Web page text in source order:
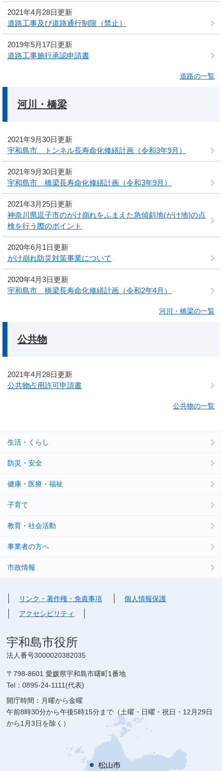
2021年4月28日更新
道路工事及び道路通行制限（禁止）
2019年5月17日更新
道路工事施行承認申請書
道路の一覧
河川・橋梁
2021年9月30日更新
宇和島市 トンネル長寿命化修繕計画（令和3年9月）
2021年9月30日更新
宇和島市 橋梁長寿命化修繕計画（令和3年9月）
2021年3月25日更新
神奈川県逗子市のがけ崩れをふまえた急傾斜地(がけ地)の点
検を行う際のポイント
2020年6月1日更新
がけ崩れ防災対策事業について
2020年4月3日更新
宇和島市 橋梁長寿命化修繕計画（令和2年4月）
河川・橋梁の一覧
公共物
2021年4月28日更新
公共物占用許可申請書
公共物の一覧
生活・くらし
防災・安全
健康・医療・福祉
子育て
教育・社会活動
事業者の方へ
市政情報
リンク・著作権・免責事項
個人情報保護
アクセシビリティ
宇和島市役所
法人番号3000020382035
〒798-8601 愛媛県宇和島市曙町1番地
Tel：0895-24-1111(代表)
開庁時間：月曜から金曜
午前8時30分から午後5時15分まで（土曜・日曜・祝日・12月29日
から1月3日を除く）